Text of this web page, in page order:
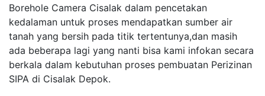
Borehole Camera Cisalak dalam pencetakan
kedalaman untuk proses mendapatkan sumber air
tanah yang bersih pada titik tertentunya,dan masih
ada beberapa lagi yang nanti bisa kami infokan secara
berkala dalam kebutuhan proses pembuatan Perizinan
SIPA di Cisalak Depok.